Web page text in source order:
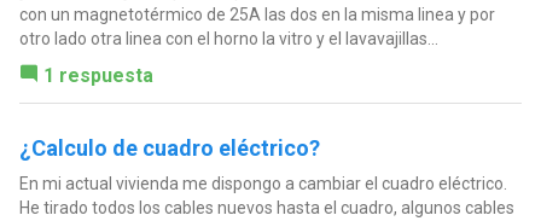
con un magnetotérmico de 25A las dos en la misma linea y por
otro lado otra linea con el horno la vitro y el lavavajillas...
1 respuesta
¿Calculo de cuadro eléctrico?
En mi actual vivienda me dispongo a cambiar el cuadro eléctrico.
He tirado todos los cables nuevos hasta el cuadro, algunos cables